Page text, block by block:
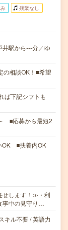
残業なし
駅から---分／ゆ
の相談OK！■希望
ば下記シフトも
■応募から最短2
OK ■扶養内OK
せします！≫・利
事中の見守り…
キル不要 / 英語力